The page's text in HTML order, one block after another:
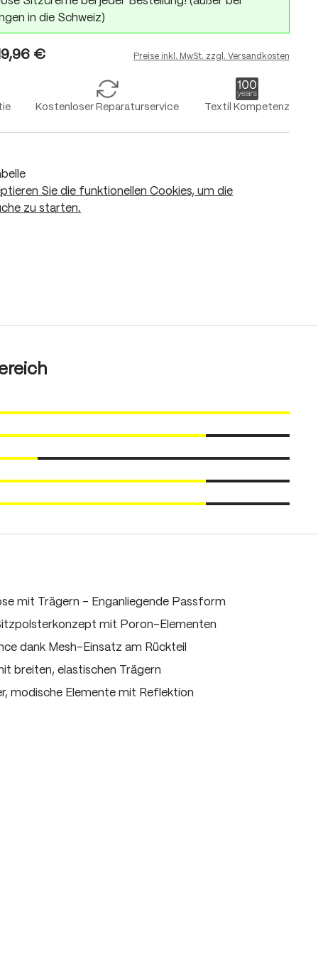
in die Schweiz)
€ Preise inkl. MwSt. zzgl. Versandkosten
Kostenloser Reparaturservice Textil Kompetenz
Sie die funktionellen Cookies, um die
zu starten.
mit Trägern - Enganliegende Passform
mit Poron-Elementen
dank Mesh-Einsatz am Rückteil
breiten, elastischen Trägern
modische Elemente mit Reflektion